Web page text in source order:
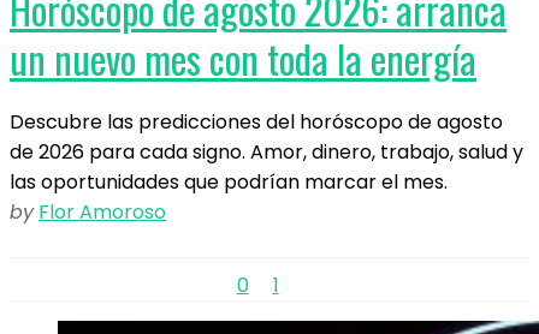
un nuevo mes con toda la energía
Descubre las predicciones del horóscopo de agosto
de 2026 para cada signo. Amor, dinero, trabajo, salud y
las oportunidades que podrían marcar el mes.
by Flor Amoroso
0 1